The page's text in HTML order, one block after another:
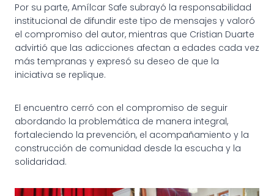
Por su parte, Amílcar Safe subrayó la responsabilidad
institucional de difundir este tipo de mensajes y valoró
el compromiso del autor, mientras que Cristian Duarte
advirtió que las adicciones afectan a edades cada vez
más tempranas y expresó su deseo de que la
iniciativa se replique.
El encuentro cerró con el compromiso de seguir
abordando la problemática de manera integral,
fortaleciendo la prevención, el acompañamiento y la
construcción de comunidad desde la escucha y la
solidaridad.